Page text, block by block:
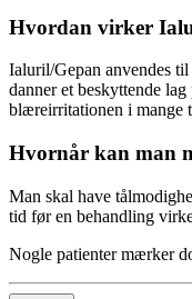
Hvordan virker
Ialuril/Gepan anvendes
danner et beskyttende
blæreirritationen i mange
Hvornår kan man
Man skal have
tid før en behandling
Nogle patienter mærker